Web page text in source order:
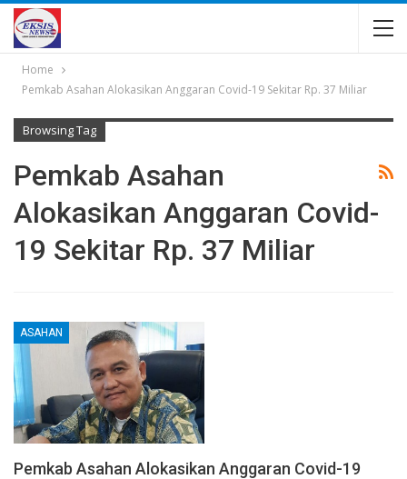
Home
Pemkab Asahan Alokasikan Anggaran Covid-19 Sekitar Rp. 37 Miliar
Browsing Tag
Pemkab Asahan
Alokasikan Anggaran Covid-
19 Sekitar Rp. 37 Miliar
ASAHAN
Pemkab Asahan Alokasikan Anggaran Covid-19